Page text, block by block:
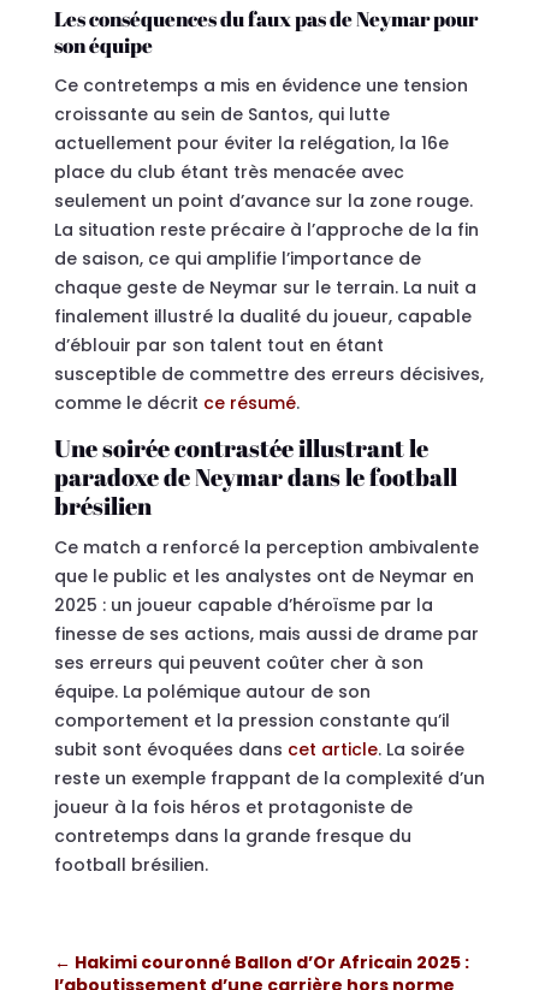
Les conséquences du faux pas de Neymar pour
son équipe
Ce contretemps a mis en évidence une tension
croissante au sein de Santos, qui lutte
actuellement pour éviter la relégation, la 16e
place du club étant très menacée avec
seulement un point d’avance sur la zone rouge.
La situation reste précaire à l’approche de la fin
de saison, ce qui amplifie l’importance de
chaque geste de Neymar sur le terrain. La nuit a
finalement illustré la dualité du joueur, capable
d’éblouir par son talent tout en étant
susceptible de commettre des erreurs décisives,
comme le décrit ce résumé.
Une soirée contrastée illustrant le
paradoxe de Neymar dans le football
brésilien
Ce match a renforcé la perception ambivalente
que le public et les analystes ont de Neymar en
2025 : un joueur capable d’héroïsme par la
finesse de ses actions, mais aussi de drame par
ses erreurs qui peuvent coûter cher à son
équipe. La polémique autour de son
comportement et la pression constante qu’il
subit sont évoquées dans cet article. La soirée
reste un exemple frappant de la complexité d’un
joueur à la fois héros et protagoniste de
contretemps dans la grande fresque du
football brésilien.
← Hakimi couronné Ballon d’Or Africain 2025 :
l’aboutissement d’une carrière hors norme